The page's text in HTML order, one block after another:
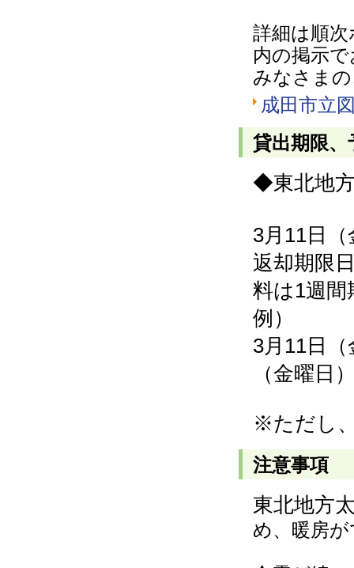
詳細は順
内の掲示
みなさま
成田市立
貸出期限
◆東北地
3月11日
返却期限
料は1週
例）
3月11日
（金曜日
※ただし
注意事項
東北地方
め、暖房